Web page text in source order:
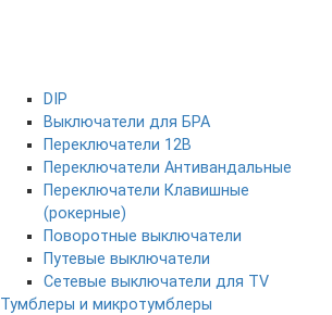
DIP
Выключатели для БРА
Переключатели 12В
Переключатели Антивандальные
Переключатели Клавишные
(рокерные)
Поворотные выключатели
Путевые выключатели
Сетевые выключатели для TV
Тумблеры и микротумблеры